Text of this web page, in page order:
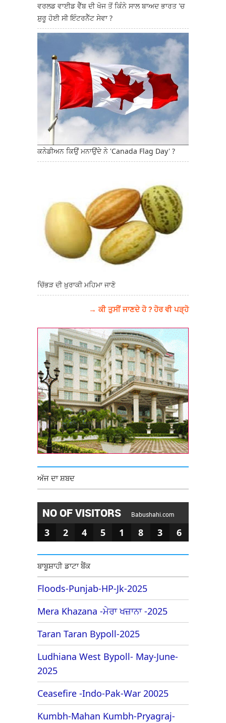
ਵਰਲਡ ਵਾਈਡ ਵੈੱਬ ਦੀ ਖੋਜ ਤੋਂ ਕਿੰਨੇ ਸਾਲ ਬਾਅਦ ਭਾਰਤ 'ਚ
ਸ਼ੁਰੂ ਹੋਈ ਸੀ ਇੰਟਰਨੈੱਟ ਸੇਵਾ ?
ਕਨੇਡੀਅਨ ਕਿਉਂ ਮਨਾਉਂਦੇ ਨੇ 'Canada Flag Day' ?
ਚਿੱਭੜ ਦੀ ਖ਼ੁਰਾਕੀ ਮਹਿਮਾ ਜਾਣੋ
→ ਕੀ ਤੁਸੀਂ ਜਾਣਦੇ ਹੋ ? ਹੋਰ ਵੀ ਪੜ੍ਹੋ
ਅੱਜ ਦਾ ਸ਼ਬਦ
NO OF VISITORS Babushahi.com
3 2 4 5 1 8 3 6
ਬਾਬੂਸ਼ਾਹੀ ਡਾਟਾ ਬੈਂਕ
Floods-Punjab-HP-Jk-2025
Mera Khazana -ਮੇਰਾ ਖਜ਼ਾਨਾ -2025
Taran Taran Bypoll-2025
Ludhiana West Bypoll- May-June-
2025
Ceasefire -Indo-Pak-War 20025
Kumbh-Mahan Kumbh-Pryagraj-